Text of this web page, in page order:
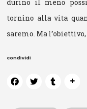
durino il meno
tornino alla vita
saremo. Ma
condividi